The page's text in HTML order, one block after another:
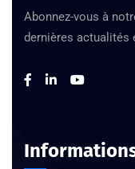
Abonnez-vous à
dernières actualités